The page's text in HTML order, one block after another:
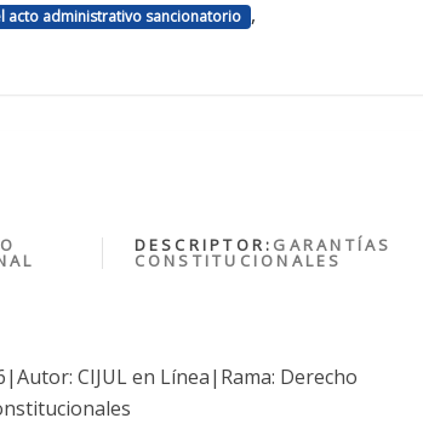
acto administrativo sancionatorio ,
DESCRIPTOR: GARANTÍAS
CONSTITUCIONALES
CIJUL en Línea|Rama: Derecho